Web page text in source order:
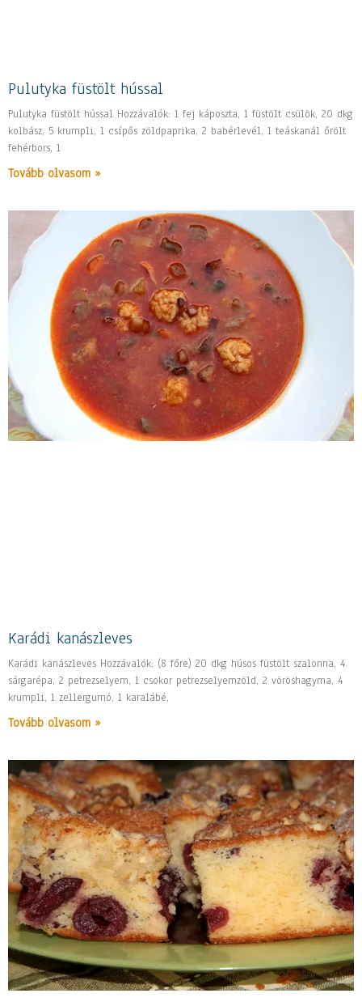
Pulutyka füstölt hússal
Pulutyka füstölt hússal Hozzávalók: 1 fej káposzta, 1 füstölt csülök, 20 dkg
kolbász, 5 krumpli, 1 csípős zöldpaprika, 2 babérlevél, 1 teáskanál őrölt
fehérbors, 1
Tovább olvasom »
Karádi kanászleves
Karádi kanászleves Hozzávalók: (8 főre) 20 dkg húsos füstölt szalonna, 4
sárgarépa, 2 petrezselyem, 1 csokor petrezselyemzöld, 2 vöröshagyma, 4
krumpli, 1 zellergumó, 1 karalábé,
Tovább olvasom »